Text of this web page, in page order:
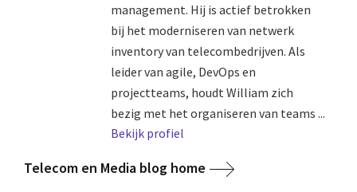
management. Hij is actief betrokken
bij het moderniseren van netwerk
inventory van telecombedrijven. Als
leider van agile, DevOps en
projectteams, houdt William zich
bezig met het organiseren van teams ...
Bekijk profiel
Telecom en Media blog home